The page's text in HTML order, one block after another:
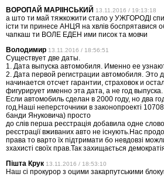
ВОРОПАЙ МАРІІНСЬКИЙ 13.11.2016 / 19:13:18
а што ти май тяжкожити стало у УЖГОРОДІ
істи ти принесе АНЦЯ на хвлів
чапкаш ти ВОЛЕ ЕДЕН ими писок та мовчи
Володимир 13.11.2016 / 18:56:51
Существует две даты.
1. Дата выпуска автомобиля. Именно ее
2. Дата первой регистрации автомобиля. Это
начинается отсчет гарантии, страховок и
фигурирует именно эта дата, а не год выпуска.
Если автомобиль сделан в 2000 году, но два
год.Наші неперсточники в законопроекті
банди Януковича) просто
до слів перша реєстрація добавила одне
реєстрації вживаних авто не існують.Нас
права то варто їх підтримати бо невдовзі
зхахисті своїх прав.Так захищається
Пішта Крук 13.11.2016 / 18:53:10
Наш сі прокурор з оцими закарпутськими